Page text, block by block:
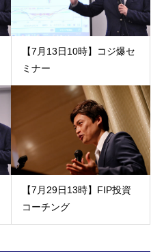
【7月13日10時】コジ爆セ
ミナー
【7月29日13時】FIP投資
コーチング